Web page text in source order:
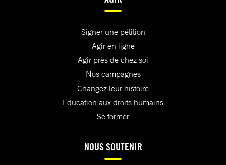
Signer une pétition
Agir en ligne
Agir près de chez soi
Nos campagnes
Changez leur histoire
Education aux droits humains
Se former
NOUS SOUTENIR